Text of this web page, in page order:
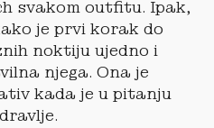
svakom outfitu. Ipak,
je prvi korak do
noktiju ujedno i
njega. Ona je
kada je u pitanju